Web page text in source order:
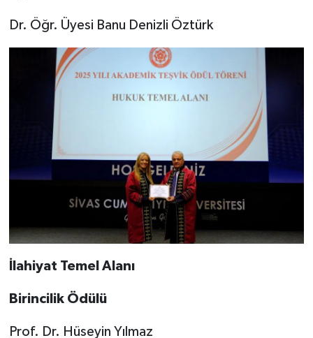
Dr. Öğr. Üyesi Banu Denizli Öztürk
İlahiyat Temel Alanı
Birincilik Ödülü
Prof. Dr. Hüseyin Yılmaz